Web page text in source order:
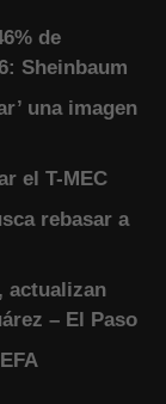
de
Sheinbaum
una imagen
el T-MEC
rebasar a
actualizan
– El Paso